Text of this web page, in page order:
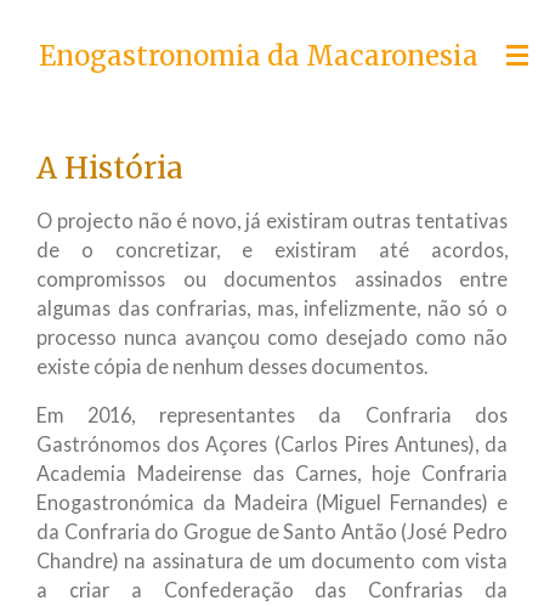
Enogastronomia da Macaronesia
A História
O projecto não é novo, já existiram outras tentativas
de o concretizar, e existiram até acordos,
compromissos ou documentos assinados entre
algumas das confrarias, mas, infelizmente, não só o
processo nunca avançou como desejado como não
existe cópia de nenhum desses documentos.
Em 2016, representantes da Confraria dos
Gastrónomos dos Açores (Carlos Pires Antunes), da
Academia Madeirense das Carnes, hoje Confraria
Enogastronómica da Madeira (Miguel Fernandes) e
da Confraria do Grogue de Santo Antão (José Pedro
Chandre) na assinatura de um documento com vista
a criar a Confederação das Confrarias da